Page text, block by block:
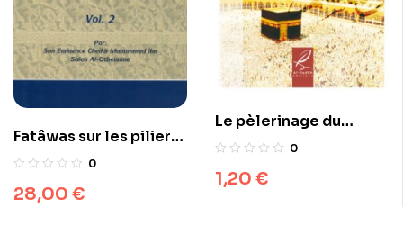
Fatâwas sur les piliers
de l’islam – 2 volumes
0
28,00 €
Le pèlerinage du
Prophète 0
1,20 €